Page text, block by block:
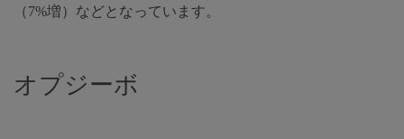
（7%増）などとなっています。
オプジーボ